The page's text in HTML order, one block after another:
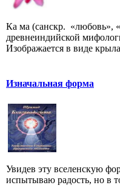
Ка ма (санскр. «любовь»,
древнеиндийской
Изображается в виде
Изначальная форма
Увидев эту вселенскую
испытываю радость, но в